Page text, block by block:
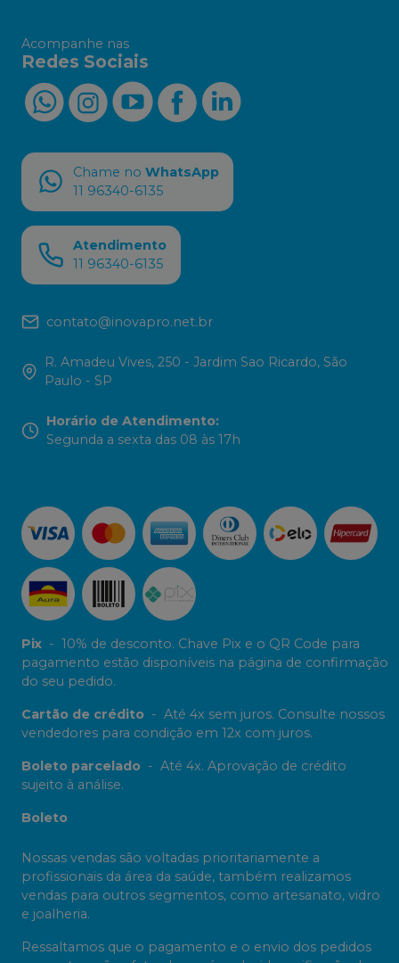
Acompanhe nas
Redes Sociais
Chame no WhatsApp
11 96340-6135
Atendimento
11 96340-6135
contato@inovapro.net.br
R. Amadeu Vives, 250 - Jardim Sao Ricardo, São
Paulo - SP
Horário de Atendimento:
Segunda a sexta das 08 às 17h
Pix - 10% de desconto. Chave Pix e o QR Code para
pagamento estão disponíveis na página de confirmação
do seu pedido.
Cartão de crédito - Até 4x sem juros. Consulte nossos
vendedores para condição em 12x com juros.
Boleto parcelado - Até 4x. Aprovação de crédito
sujeito à análise.
Boleto
Nossas vendas são voltadas prioritariamente a
profissionais da área da saúde, também realizamos
vendas para outros segmentos, como artesanato, vidro
e joalheria.
Ressaltamos que o pagamento e o envio dos pedidos